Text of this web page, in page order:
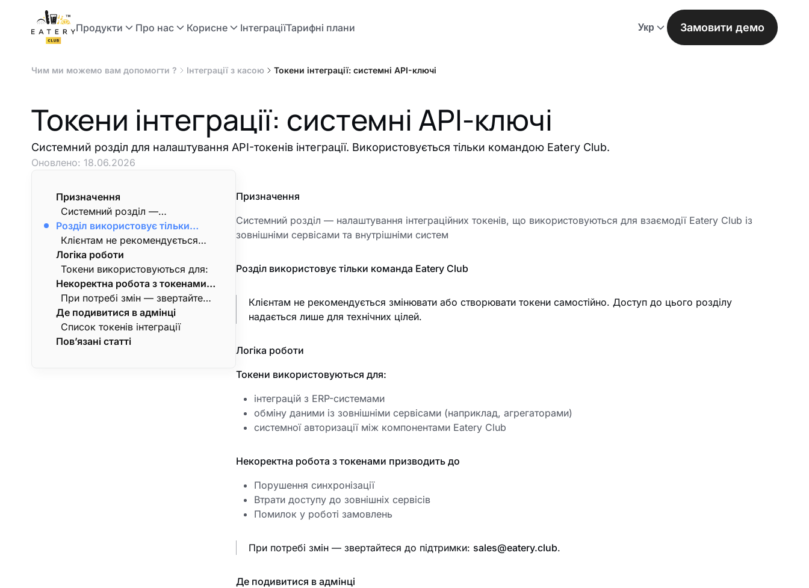
Продукти Про нас Корисне ІнтеграціїТарифні плани Укр Замовити демо
Чим ми можемо вам допомогти ? Інтеграції з касою Токени інтеграції: системні API-ключі
Токени інтеграції: системні API-ключі
Системний розділ для налаштування API-токенів інтеграції. Використовується тільки командою Eatery Club.
Оновлено: 18.06.2026
Призначення
Системний розділ —
налаштування інтеграційних
токенів, що використовуються
для взаємодії Eatery Club із
зовнішніми сервісами та
внутрішніми систем
Розділ використовує тільки
команда Eatery Club
Клієнтам не рекомендується
змінювати або створювати
токени самостійно. Доступ до
цього розділу надається лише
для технічних цілей.
Логіка роботи
Токени використовуються для:
Некоректна робота з токенами
призводить до
При потребі змін — звертайтеся
до підтримки: sales@eatery.club.
Де подивитися в адмінці
Список токенів інтеграції
Пов’язані статті
Призначення
Системний розділ — налаштування інтеграційних токенів, що використовуються для взаємодії Eatery Club із
зовнішніми сервісами та внутрішніми систем
Розділ використовує тільки команда Eatery Club
Клієнтам не рекомендується змінювати або створювати токени самостійно. Доступ до цього розділу
надається лише для технічних цілей.
Логіка роботи
Токени використовуються для:
інтеграцій з ERP-системами
обміну даними із зовнішніми сервісами (наприклад, агрегаторами)
системної авторизації між компонентами Eatery Club
Некоректна робота з токенами призводить до
Порушення синхронізації
Втрати доступу до зовнішніх сервісів
Помилок у роботі замовлень
При потребі змін — звертайтеся до підтримки: sales@eatery.club.
Де подивитися в адмінці